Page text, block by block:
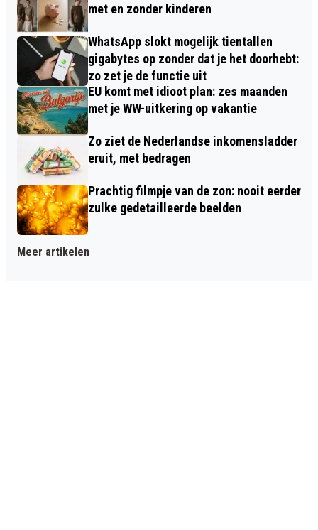
met en zonder kinderen
WhatsApp slokt mogelijk tientallen
gigabytes op zonder dat je het doorhebt:
zo zet je de functie uit
EU komt met idioot plan: zes maanden
met je WW-uitkering op vakantie
Zo ziet de Nederlandse inkomensladder
eruit, met bedragen
Prachtig filmpje van de zon: nooit eerder
zulke gedetailleerde beelden
Meer artikelen